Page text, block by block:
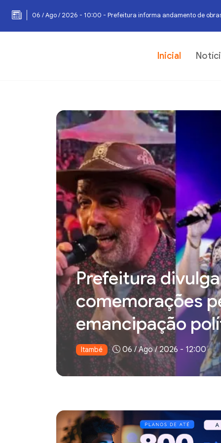
06 / Ago / 2026 - 10:00 - Prefeitura informa andamento de
Inicial
Prefeitura
comemorações
emancipação
Itambé 06 / Ago / 2026 - 12:00